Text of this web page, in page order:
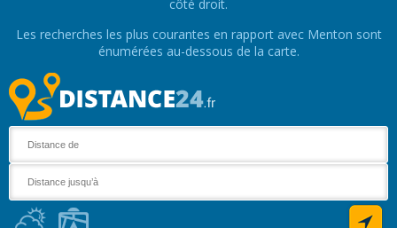
côté droit.
Les recherches les plus courantes en rapport avec Menton sont
énumérées au-dessous de la carte.